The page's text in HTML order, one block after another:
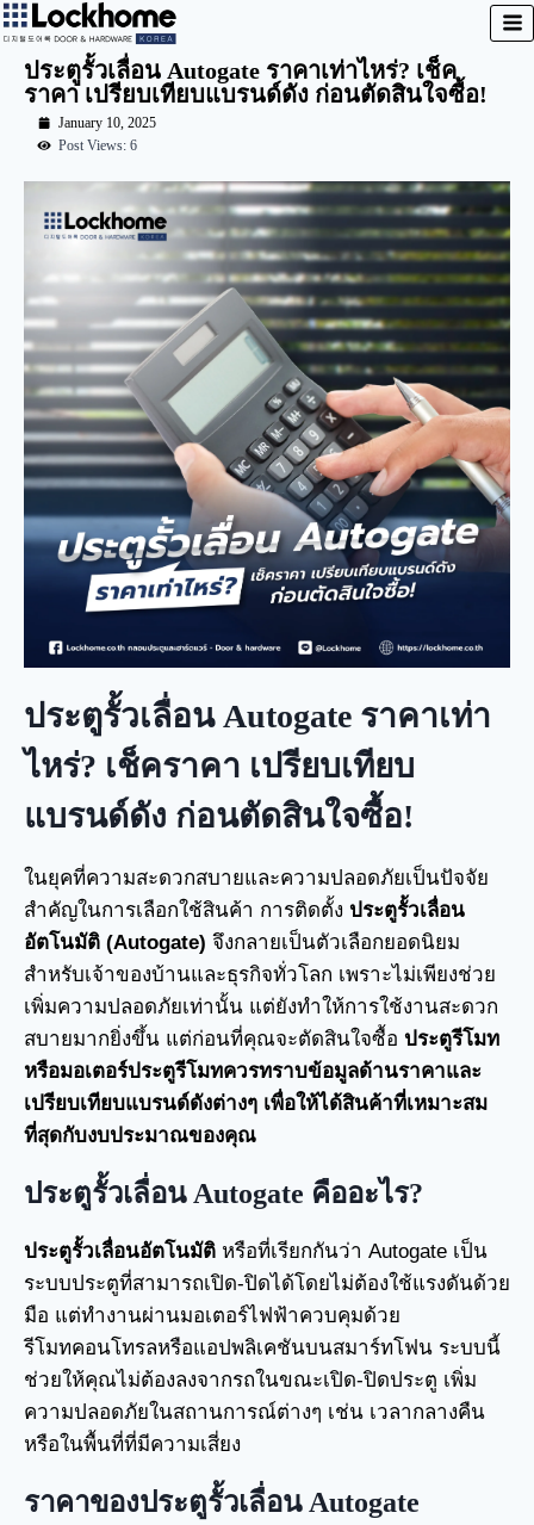
ประตูรั้วเลื่อน Autogate ราคาเท่าไหร่? เช็ค
ราคา เปรียบเทียบแบรนด์ดัง ก่อนตัดสินใจซื้อ!
January 10, 2025
Post Views: 6
ประตูรั้วเลื่อน Autogate ราคาเท่า
ไหร่? เช็คราคา เปรียบเทียบ
แบรนด์ดัง ก่อนตัดสินใจซื้อ!
ในยุคที่ความสะดวกสบายและความปลอดภัยเป็นปัจจัย
สำคัญในการเลือกใช้สินค้า การติดตั้ง ประตูรั้วเลื่อน
อัตโนมัติ (Autogate) จึงกลายเป็นตัวเลือกยอดนิยม
สำหรับเจ้าของบ้านและธุรกิจทั่วโลก เพราะไม่เพียงช่วย
เพิ่มความปลอดภัยเท่านั้น แต่ยังทำให้การใช้งานสะดวก
สบายมากยิ่งขึ้น แต่ก่อนที่คุณจะตัดสินใจซื้อ ประตูรีโมท
หรือมอเตอร์ประตูรีโมทควรทราบข้อมูลด้านราคาและ
เปรียบเทียบแบรนด์ดังต่างๆ เพื่อให้ได้สินค้าที่เหมาะสม
ที่สุดกับงบประมาณของคุณ
ประตูรั้วเลื่อน Autogate คืออะไร?
ประตูรั้วเลื่อนอัตโนมัติ หรือที่เรียกกันว่า Autogate เป็น
ระบบประตูที่สามารถเปิด-ปิดได้โดยไม่ต้องใช้แรงดันด้วย
มือ แต่ทำงานผ่านมอเตอร์ไฟฟ้าควบคุมด้วย
รีโมทคอนโทรลหรือแอปพลิเคชันบนสมาร์ทโฟน ระบบนี้
ช่วยให้คุณไม่ต้องลงจากรถในขณะเปิด-ปิดประตู เพิ่ม
ความปลอดภัยในสถานการณ์ต่างๆ เช่น เวลากลางคืน
หรือในพื้นที่ที่มีความเสี่ยง
ราคาของประตูรั้วเลื่อน Autogate